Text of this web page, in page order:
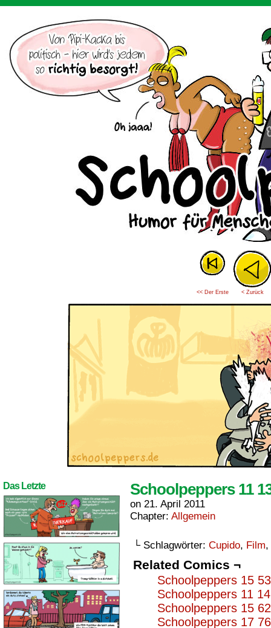
<< Der Erste < Zurück
Das Letzte Schoolpeppers 11
on 21. April 2011
Chapter: Allgemein
└ Schlagwörter: Cupido, Film,
Related Comics ¬
Schoolpeppers 15
Schoolpeppers 11
Schoolpeppers 15
Schoolpeppers 17